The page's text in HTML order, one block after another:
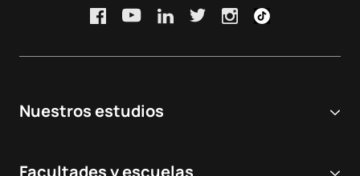
Nuestros estudios
Facultades y escuelas